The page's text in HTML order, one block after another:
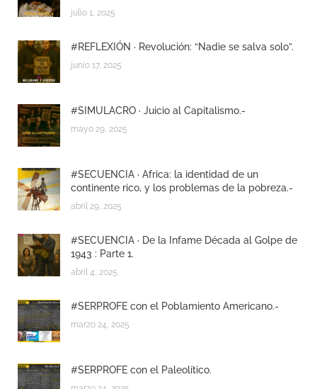
julio 1, 2025
#REFLEXIÓN · Revolución: “Nadie se salva solo”.
junio 17, 2025
#SIMULACRO · Juicio al Capitalismo.-
mayo 29, 2025
#SECUENCIA · Africa: la identidad de un
continente rico, y los problemas de la pobreza.-
abril 29, 2025
#SECUENCIA · De la Infame Década al Golpe de
1943 : Parte 1.
abril 4, 2025
#SERPROFE con el Poblamiento Americano.-
marzo 24, 2025
#SERPROFE con el Paleolítico.